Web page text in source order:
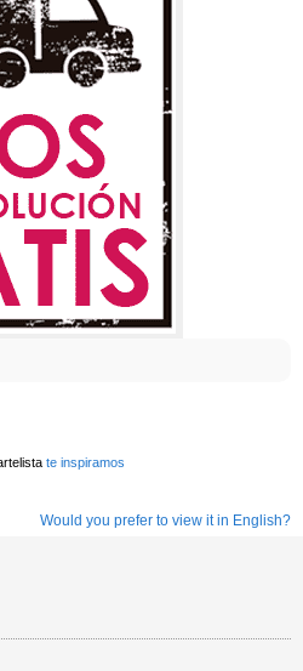
te inspiramos
Would you prefer to view it in English?